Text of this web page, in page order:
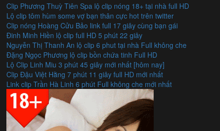
Clip Phương Thuỳ Tiên Spa lộ clip nóng 18+ tại nhà full HD
Lộ clip tôm hùm some vợ bạn thân cực hot trên twitter
Clip nóng Hoàng Cửu Bảo link full 17 giây cùng bạn gái
Đinh Minh Hiền lộ clip full HD 5 phút 22 giây
Nguyễn Thị Thanh An lộ clip 6 phut tại nhà Full không che
Đặng Ngọc Phương lộ clip bồn chứa tinh Full HD
Lộ Clip Linh Miu 3 phút 45 giây mới nhất [hôm nay]
Clip Đậu Việt Hằng 7 phút 11 giây full HD mới nhất
Link clip Trần Hà Linh 6 phút Full không che mới nhất